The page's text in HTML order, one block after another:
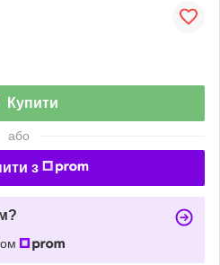
Купити
або
з